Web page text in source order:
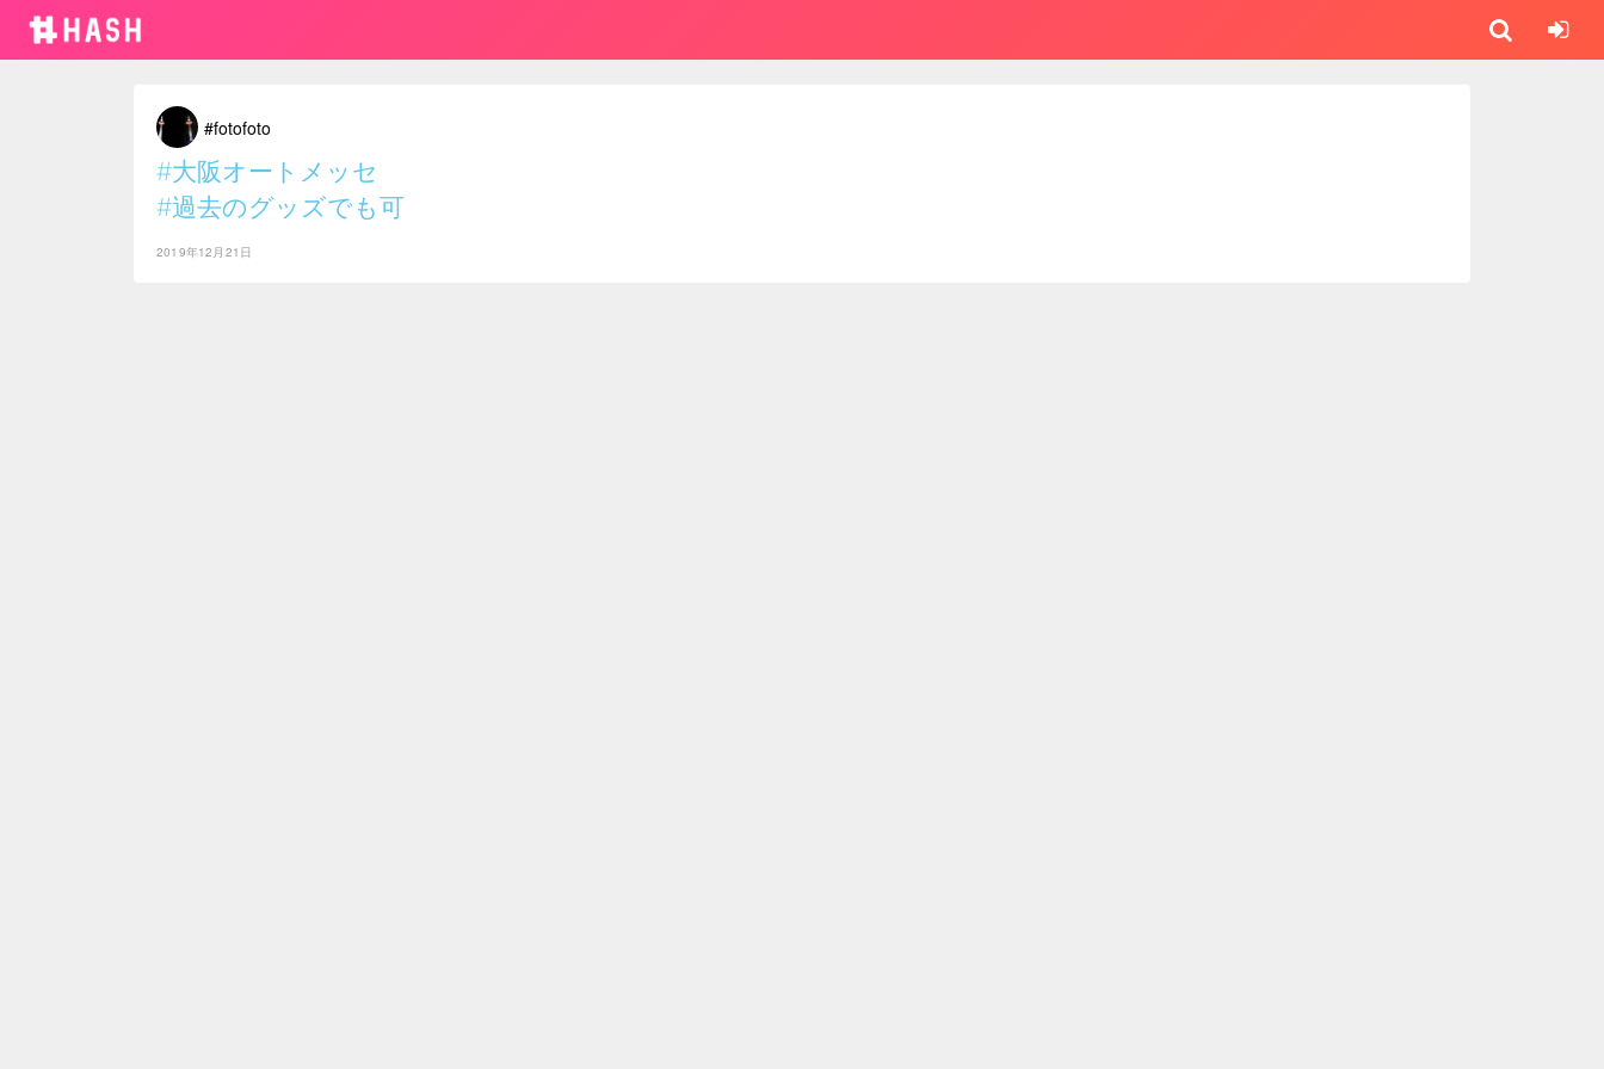
#fotofoto
#大阪オートメッセ
#過去のグッズでも可
2019年12月21日